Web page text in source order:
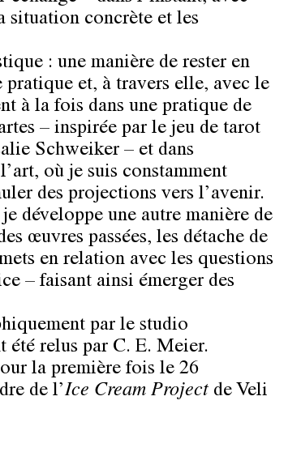
situation concrète et les
: une manière de rester en
et, à travers elle, avec le
à la fois dans une pratique de
– inspirée par le jeu de tarot
Schweiker – et dans
où je suis constamment
des projections vers l’avenir.
développe une autre manière de
œuvres passées, les détache de
en relation avec les questions
– faisant ainsi émerger des
par le studio
été relus par C. E. Meier.
la première fois le 26
de l’Ice Cream Project de Veli